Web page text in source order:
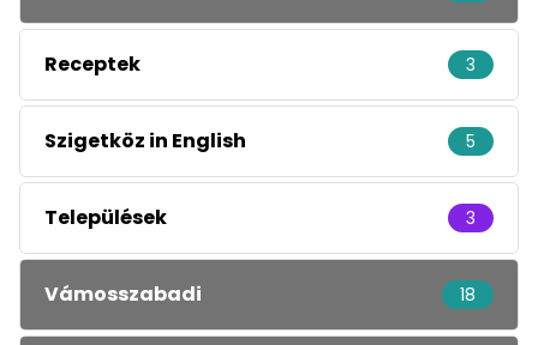
Receptek 3
Szigetköz in English 5
Települések 3
Vámosszabadi 18